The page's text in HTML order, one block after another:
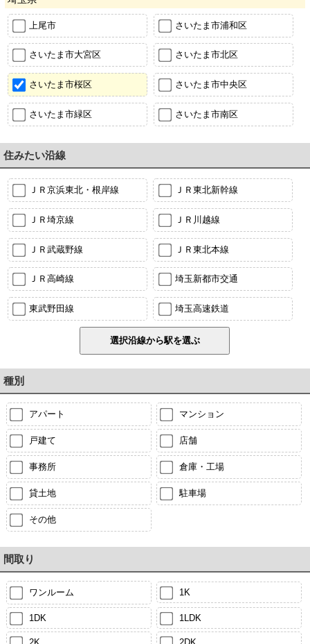
上尾市 さいたま市浦和区
さいたま市大宮区 さいたま市北区
さいたま市桜区 さいたま市中央区
さいたま市緑区 さいたま市南区
住みたい沿線
ＪＲ京浜東北・根岸線 ＪＲ東北新幹線
ＪＲ埼京線 ＪＲ川越線
ＪＲ武蔵野線 ＪＲ東北本線
ＪＲ高崎線 埼玉新都市交通
東武野田線 埼玉高速鉄道
種別
アパート マンション
戸建て 店舗
事務所 倉庫・工場
貸土地 駐車場
その他
間取り
ワンルーム 1K
1DK 1LDK